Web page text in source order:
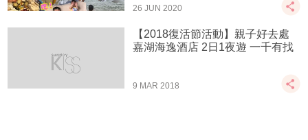
26 JUN 2020
【2018復活節活動】親子好去處
嘉湖海逸酒店 2日1夜遊 一千有找
9 MAR 2018